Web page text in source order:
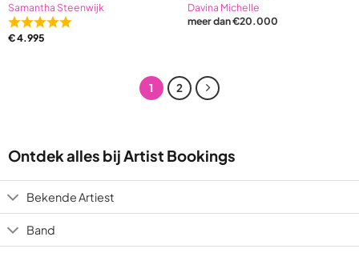
Samantha Steenwijk
Rated
5,0
ratings
€4.995
Davina Michelle
meer dan €20.000
1 2
Ontdek alles bij Artist Bookings
Bekende Artiest
Band